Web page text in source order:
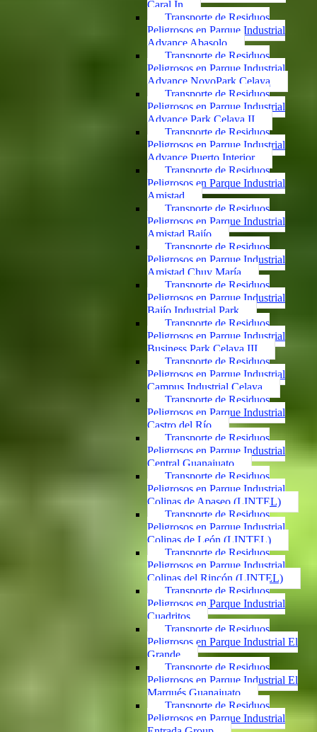
Caral In
Transporte de Residuos
Peligrosos en Parque Industrial
Advance Abasolo
Transporte de Residuos
Peligrosos en Parque Industrial
Advance NovoPark Celaya
Transporte de Residuos
Peligrosos en Parque Industrial
Advance Park Celaya II
Transporte de Residuos
Peligrosos en Parque Industrial
Advance Puerto Interior
Transporte de Residuos
Peligrosos en Parque Industrial
Amistad
Transporte de Residuos
Peligrosos en Parque Industrial
Amistad Bajío
Transporte de Residuos
Peligrosos en Parque Industrial
Amistad Chuy María
Transporte de Residuos
Peligrosos en Parque Industrial
Bajío Industrial Park
Transporte de Residuos
Peligrosos en Parque Industrial
Business Park Celaya III
Transporte de Residuos
Peligrosos en Parque Industrial
Campus Industrial Celaya
Transporte de Residuos
Peligrosos en Parque Industrial
Castro del Río
Transporte de Residuos
Peligrosos en Parque Industrial
Central Guanajuato
Transporte de Residuos
Peligrosos en Parque Industrial
Colinas de Apaseo (LINTEL)
Transporte de Residuos
Peligrosos en Parque Industrial
Colinas de León (LINTEL)
Transporte de Residuos
Peligrosos en Parque Industrial
Colinas del Rincón (LINTEL)
Transporte de Residuos
Peligrosos en Parque Industrial
Cuadritos
Transporte de Residuos
Peligrosos en Parque Industrial El
Grande
Transporte de Residuos
Peligrosos en Parque Industrial El
Marqués Guanajuato
Transporte de Residuos
Peligrosos en Parque Industrial